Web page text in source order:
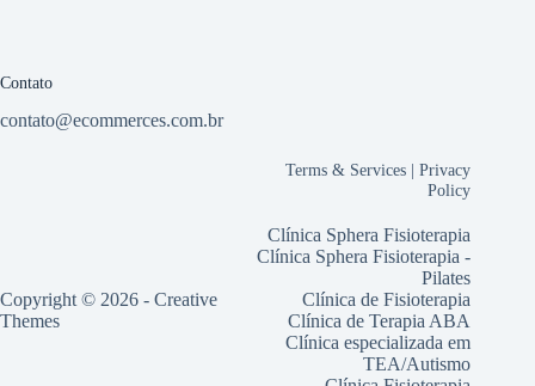
Contato
contato@ecommerces.com.br
Copyright © 2026 - Creative
Themes
Terms & Services |Privacy
Policy
Clínica Sphera Fisioterapia
Clínica Sphera Fisioterapia -
Pilates
Clínica de Fisioterapia
Clínica de Terapia ABA
Clínica especializada em
TEA/Autismo